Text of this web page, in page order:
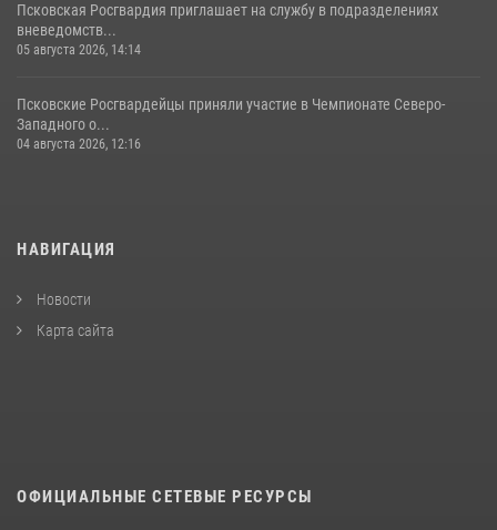
Псковская Росгвардия приглашает на службу в подразделениях
вневедомств...
05 августа 2026, 14:14
Псковские Росгвардейцы приняли участие в Чемпионате Северо-
Западного о...
04 августа 2026, 12:16
НАВИГАЦИЯ
Новости
Карта сайта
ОФИЦИАЛЬНЫЕ СЕТЕВЫЕ РЕСУРСЫ